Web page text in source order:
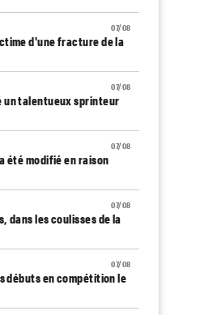
07/08
d'une fracture de la
07/08
un talentueux sprinteur
07/08
été modifié en raison
07/08
dans les coulisses de la
07/08
débuts en compétition le